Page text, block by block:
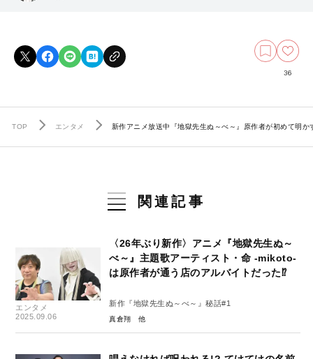
36
TOP エンタメ 新作アニメ放送中『地獄先生ぬ～べ～』原作者が初めて明
関連記事
エンタメ
2025.09.06
〈26年ぶり新作〉アニメ『地獄先生ぬ～
べ～』主題歌アーティスト・命 -mikoto-
は原作者が通う店のアルバイトだった⁉
新作『地獄先生ぬ～べ～』秘話#1
真倉翔